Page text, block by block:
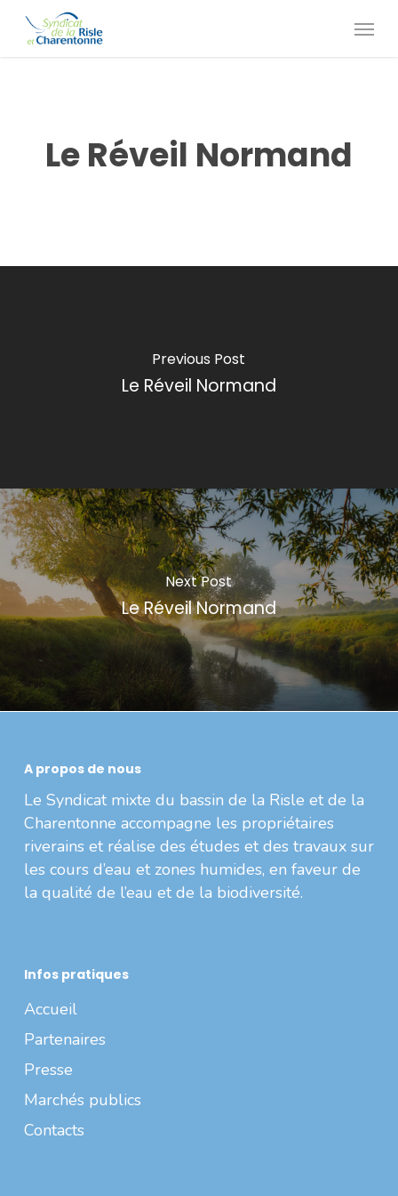
Skip
Menu
Le Réveil Normand
Previous Post
Le Réveil Normand
Next Post
Le Réveil Normand
A propos de nous
Le Syndicat mixte du bassin de la Risle et de la
Charentonne accompagne les propriétaires
riverains et réalise des études et des travaux sur
les cours d’eau et zones humides, en faveur de
la qualité de l’eau et de la biodiversité.
Infos pratiques
Accueil
Partenaires
Presse
Marchés publics
Contacts